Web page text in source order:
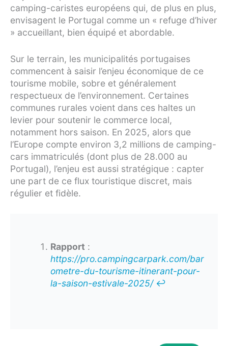
camping-caristes européens qui, de plus en plus,
envisagent le Portugal comme un « refuge d’hiver
» accueillant, bien équipé et abordable.
Sur le terrain, les municipalités portugaises
commencent à saisir l’enjeu économique de ce
tourisme mobile, sobre et généralement
respectueux de l’environnement. Certaines
communes rurales voient dans ces haltes un
levier pour soutenir le commerce local,
notamment hors saison. En 2025, alors que
l’Europe compte environ 3,2 millions de camping-
cars immatriculés (dont plus de 28.000 au
Portugal), l’enjeu est aussi stratégique : capter
une part de ce flux touristique discret, mais
régulier et fidèle.
Rapport :
https://pro.campingcarpark.com/bar
ometre-du-tourisme-itinerant-pour-
la-saison-estivale-2025/ ↩︎